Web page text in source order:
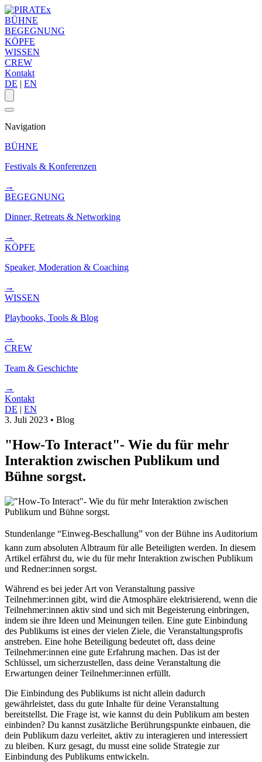
BÜHNE
BEGEGNUNG
KÖPFE
WISSEN
CREW
Kontakt
DE | EN
Navigation
BÜHNE
Festivals & Konferenzen
→
BEGEGNUNG
Dinner, Retreats & Networking
→
KÖPFE
Speaker, Moderation & Coaching
→
WISSEN
Playbooks, Tools & Blog
→
CREW
Team & Geschichte
→
Kontakt
DE | EN
3. Juli 2023 • Blog
"How-To Interact"- Wie du für mehr
Interaktion zwischen Publikum und
Bühne sorgst.
Stundenlange “Einweg-Beschallung” von der Bühne ins Auditorium
kann zum absoluten Albtraum für alle Beteiligten werden. In diesem
Artikel erfährst du, wie du für mehr Interaktion zwischen Publikum
und Redner:innen sorgst.
Während es bei jeder Art von Veranstaltung passive
Teilnehmer:innen gibt, wird die Atmosphäre elektrisierend, wenn die
Teilnehmer:innen aktiv sind und sich mit Begeisterung einbringen,
indem sie ihre Ideen und Meinungen teilen. Eine gute Einbindung
des Publikums ist eines der vielen Ziele, die Veranstaltungsprofis
anstreben. Eine hohe Beteiligung bedeutet oft, dass deine
Teilnehmer:innen eine gute Erfahrung machen. Das ist der
Schlüssel, um sicherzustellen, dass deine Veranstaltung die
Erwartungen deiner Teilnehmer:innen erfüllt.
Die Einbindung des Publikums ist nicht allein dadurch
gewährleistet, dass du gute Inhalte für deine Veranstaltung
bereitstellst. Die Frage ist, wie kannst du dein Publikum am besten
einbinden? Du kannst zusätzliche Berührungspunkte einbauen, die
dein Publikum dazu verleitet, aktiv zu interagieren und interessiert
zu bleiben. Kurz gesagt, du musst eine solide Strategie zur
Einbindung des Publikums entwickeln.